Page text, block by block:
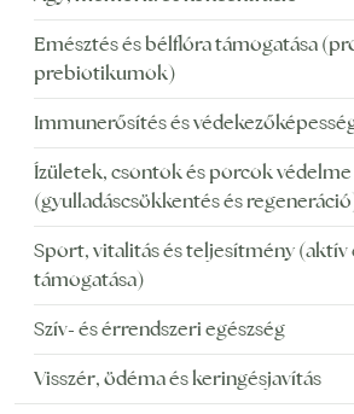
Emésztés és bélflóra támogatása
prebiotikumok)
Immunerősítés és
Ízületek, csontok és porcok védelme
(gyulladáscsökkentés és
Sport, vitalitás és teljesítmény
támogatása)
Szív- és érrendszeri egészség
Visszér, ödéma és keringésjavítás